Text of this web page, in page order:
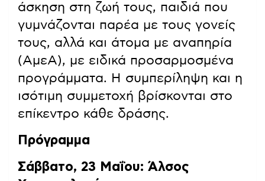
άσκηση στη ζωή τους, παιδιά που
γυμνάζονται παρέα με τους γονείς
τους, αλλά και άτομα με αναπηρία
(ΑμεΑ), με ειδικά προσαρμοσμένα
προγράμματα. Η συμπερίληψη και η
ισότιμη συμμετοχή βρίσκονται στο
επίκεντρο κάθε δράσης.
Πρόγραμμα
Σάββατο, 23 Μαΐου: Άλσος